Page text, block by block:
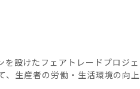
設けたフェアトレードプロジ
生産者の労働・生活環境の向